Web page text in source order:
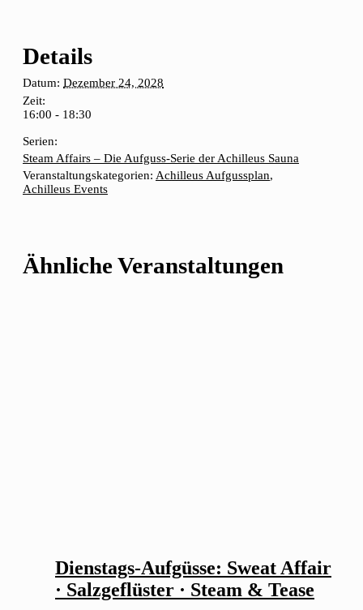
Details
Datum: Dezember 24, 2028
Zeit:
16:00 - 18:30
Serien:
Steam Affairs – Die Aufguss-Serie der Achilleus Sauna
Veranstaltungskategorien: Achilleus Aufgussplan,
Achilleus Events
Ähnliche Veranstaltungen
Dienstags-Aufgüsse: Sweat Affair
· Salzgeflüster · Steam & Tease